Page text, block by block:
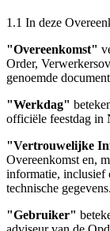
1.1 In deze
"Overeenkomst"
Order,
genoemde
"Werkdag"
officiële feestdag in
"Vertrouwelijke
Overeenkomst en,
informatie, inclusief
technische gegevens.
"Gebruiker"